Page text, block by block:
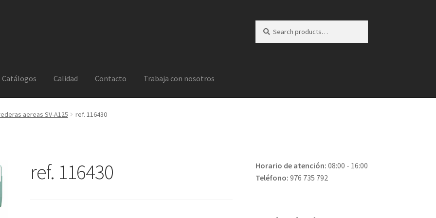
for:
Catálogos Calidad Contacto Trabaja con nosotros
aereas SV-A125 ref. 116430
ref. 116430 Horario de atención: 08:00 - 16:00
Teléfono: 976 735 792